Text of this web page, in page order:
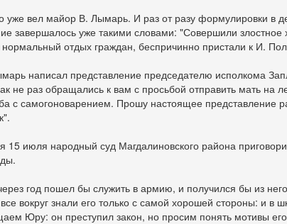
вел майор В. Лымарь. И раз от разу формулировки в
завершалось уже такими словами: "Совершили злостное
отдых граждан, беспричинно пристали к И.
написал представление председателю исполкома
не раз обращались к вам с просьбой отправить мать на
с самогоноварением. Прошу настоящее представление
я 15 июля народный суд Магдалиновского района
год пошел бы служить в армию, и получился бы из
вокруг знали его только с самой хорошей стороны: и в
Юру: он преступил закон, но просим понять мотивы